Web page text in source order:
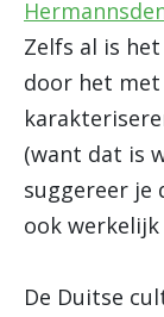
Zelfs al is
door het met
(want dat is
suggereer je
ook
De Duitse